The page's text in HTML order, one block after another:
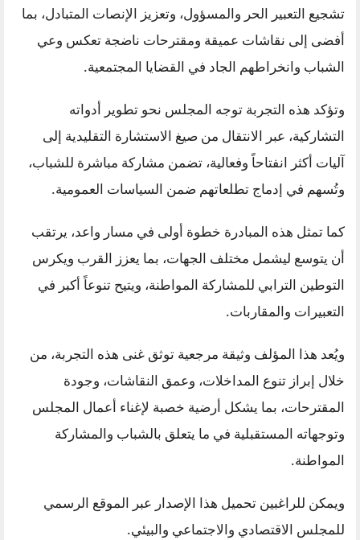
تشجيع التعبير الحر والمسؤول، وتعزيز الإنصات المتبادل، بما
أفضى إلى نقاشات عميقة ومقترحات ناضجة تعكس وعي
الشباب وانخراطهم الجاد في القضايا المجتمعية.
وتؤكد هذه التجربة توجه المجلس نحو تطوير أدواته
التشاركية، عبر الانتقال من صيغ الاستشارة التقليدية إلى
آليات أكثر انفتاحاً وفعالية، تضمن مشاركة مباشرة للشباب،
وتُسهم في إدماج تطلعاتهم ضمن السياسات العمومية.
كما تمثل هذه المبادرة خطوة أولى في مسار واعد، يرتقب
أن يتوسع ليشمل مختلف الجهات، بما يعزز القرب ويكرس
التوطين الترابي للمشاركة المواطنة، ويتيح تنوعاً أكبر في
التعبيرات والمقاربات.
ويُعد هذا المؤلف وثيقة مرجعية توثق غنى هذه التجربة، من
خلال إبراز تنوع المداخلات، وعمق النقاشات، وجودة
المقترحات، بما يشكل أرضية خصبة لإغناء أعمال المجلس
وتوجهاته المستقبلية في ما يتعلق بالشباب والمشاركة
المواطنة.
ويمكن للراغبين تحميل هذا الإصدار عبر الموقع الرسمي
للمجلس الاقتصادي والاجتماعي والبيئي.